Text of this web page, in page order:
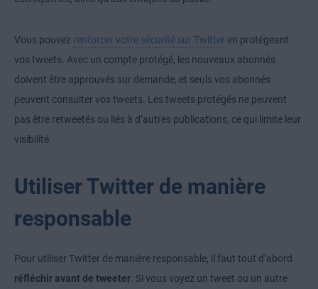
Vous pouvez renforcer votre sécurité sur Twitter en protégeant
vos tweets. Avec un compte protégé, les nouveaux abonnés
doivent être approuvés sur demande, et seuls vos abonnés
peuvent consulter vos tweets. Les tweets protégés ne peuvent
pas être retweetés ou liés à d’autres publications, ce qui limite leur
visibilité.
Utiliser Twitter de manière
responsable
Pour utiliser Twitter de manière responsable, il faut tout d’abord
réfléchir avant de tweeter . Si vous voyez un tweet ou un autre